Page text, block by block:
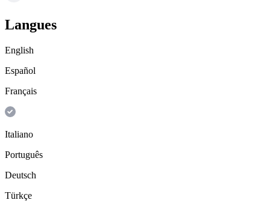
Langues
English
Español
Français
Italiano
Português
Deutsch
Türkçe